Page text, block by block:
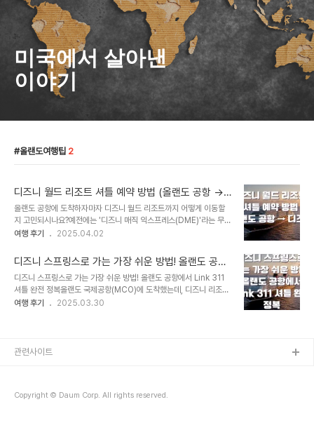
미국에서 살아낸
이야기
올랜도여행팁 2
디즈니 월드 리조트 셔틀 예약 방법 (올랜도 공항 →
디즈니)
올랜도 공항에 도착하자마자 디즈니 월드 리조트까지 어떻게 이동할
지 고민되시나요?예전에는 '디즈니 매직 익스프레스(DME)'라는 무료
셔틀 서비스가 있었지만, 이제는 중단되고 'Mears Connect'라는
시는 분들이나, 아이들과 함께 디즈니 리조트에 머무를 계획이라면 꼭
알아두셔야 할 정보! 오늘 포스팅에서는 Mears Connect 셔틀 예약
방법부터 가격, 이용 꿀팁까지 하나하나 자세히 알려드릴게요.Mears
Connect란?Mears Connect는 올랜도 국제공항(MCO)과 디즈
니 월드 리조트 사이를 연결해주는 공식 셔틀 서비스입니다.디즈니에
여행 후기 2025.04.02
디즈니 스프링스로 가는 가장 쉬운 방법! 올랜도 공항
에서 Link 311 셔틀 완전 정복
디즈니 스프링스로 가는 가장 쉬운 방법! 올랜도 공항에서 Link 311
셔틀 완전 정복올랜도 국제공항(MCO)에 도착했는데, 디즈니 리조트
체크인까지 시간이 남아있다거나, 공항 근처에서 하루 묵어야 하는 경
(Disney Springs)**를 직접 연결하는 저렴하고 편리한 셔틀 서비
후 1..
여행 후기 2025.03.30
Copyright © Daum Corp. All rights reserved.
관련사이트